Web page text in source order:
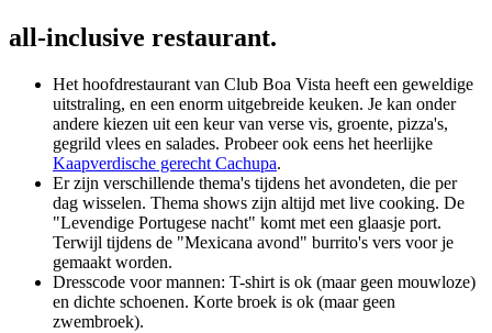
all-inclusive restaurant.
Het hoofdrestaurant van Club Boa Vista heeft een geweldige
uitstraling, en een enorm uitgebreide keuken. Je kan onder
andere kiezen uit een keur van verse vis, groente, pizza's,
gegrild vlees en salades. Probeer ook eens het heerlijke
Kaapverdische gerecht Cachupa.
Er zijn verschillende thema's tijdens het avondeten, die per
dag wisselen. Thema shows zijn altijd met live cooking. De
"Levendige Portugese nacht" komt met een glaasje port.
Terwijl tijdens de "Mexicana avond" burrito's vers voor je
gemaakt worden.
Dresscode voor mannen: T-shirt is ok (maar geen mouwloze)
en dichte schoenen. Korte broek is ok (maar geen
zwembroek).